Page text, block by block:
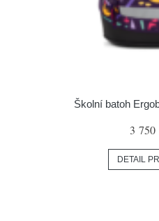
Školní batoh
3
DETAIL